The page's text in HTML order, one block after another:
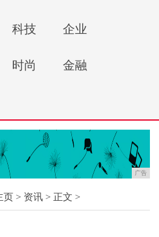
科技 企业
时尚 金融
广告
页 > 资讯 > 正文 >